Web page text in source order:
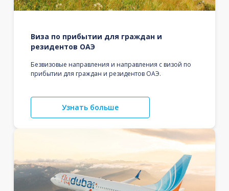
Виза по прибытии для граждан и
резидентов ОАЭ
Безвизовые направления и направления с визой по
прибытии для граждан и резидентов ОАЭ.
Узнать больше